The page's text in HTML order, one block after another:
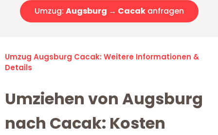
Umzug: Augsburg → Cacakanfragen
Umzug Augsburg Cacak: Weitere Informationen &
Details
Umziehen von Augsburg
nach Cacak: Kosten